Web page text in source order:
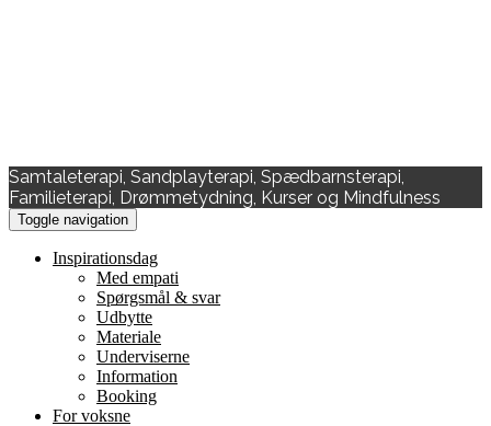
Samtaleterapi, Sandplayterapi, Spædbarnsterapi,
Familieterapi, Drømmetydning, Kurser og Mindfulness
Toggle navigation
Inspirationsdag
Med empati
Spørgsmål & svar
Udbytte
Materiale
Underviserne
Information
Booking
For voksne